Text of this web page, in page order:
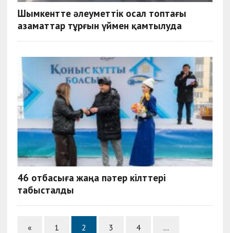
Шымкентте әлеуметтік осал топтағы
азаматтар тұрғын үймен қамтылуда
46 отбасыға жаңа пәтер кілттері
табысталды
« 1 2 3 4 …